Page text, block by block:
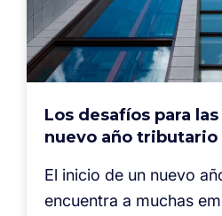
Los desafíos para
nuevo año tributario
El inicio de un nuevo
encuentra a muchas